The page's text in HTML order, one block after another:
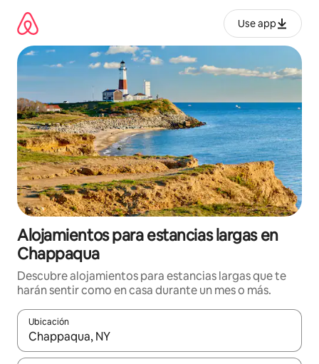
contenido
Use app
Alojamientos para estancias largas en
Chappaqua
Descubre alojamientos para estancias largas que te
harán sentir como en casa durante un mes o más.
Ubicación
Cuando los resultados estén disponibles, podrás navegar